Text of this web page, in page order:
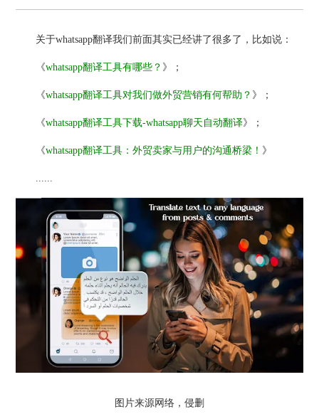
关于whatsapp翻译我们前面其实已经讲了很多了，比如说：
《whatsapp翻译工具有哪些？ 》；
《whatsapp翻译工具对我们做外贸营销有何帮助？ 》；
《whatsapp翻译工具下载-whatsapp聊天自动翻译》；
《whatsapp翻译工具：外贸卖家与用户的沟通桥梁！ 》
......
图片来源网络，侵删